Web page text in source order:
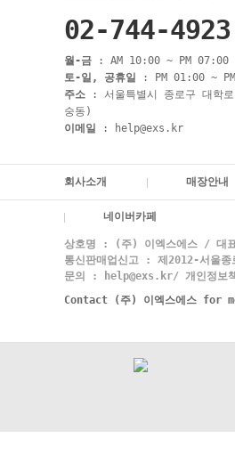
02-744-4923
월-금 : AM 10:00 ~ PM 07:00
토-일, 공휴일
: PM 01:00 ~
주소 : 서울특별시 종로구 대학
숭동)
이메일
: help@exs.kr
회사소개 매장안내
네이버카페
상호명 : (주) 이엑스에스 / 대
통신판매업신고 : 제2012-서
문의 : help@exs.kr/ 개인정보
Contact (주) 이엑스에스 for